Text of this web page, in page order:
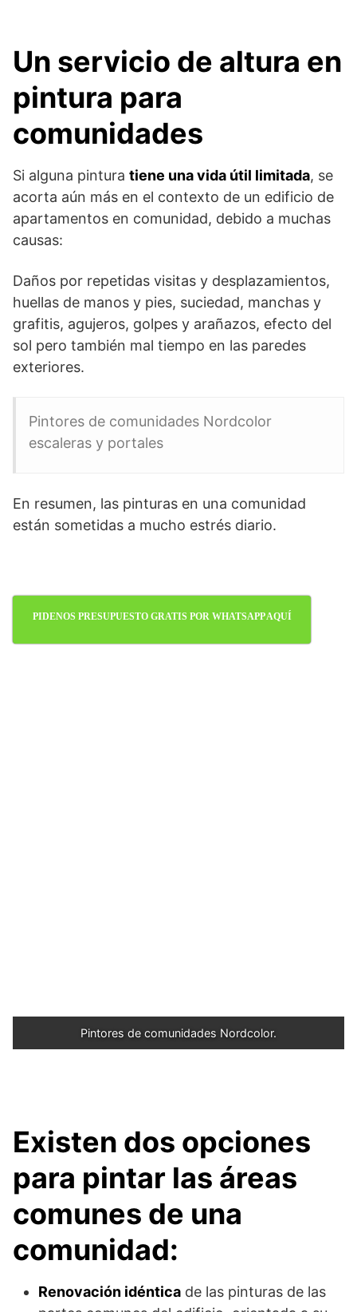
Un servicio de altura en
pintura para
comunidades
Si alguna pintura tiene una vida útil limitada, se
acorta aún más en el contexto de un edificio de
apartamentos en comunidad, debido a muchas
causas:
Daños por repetidas visitas y desplazamientos,
huellas de manos y pies, suciedad, manchas y
grafitis, agujeros, golpes y arañazos, efecto del
sol pero también mal tiempo en las paredes
exteriores.
Pintores de comunidades Nordcolor
escaleras y portales
En resumen, las pinturas en una comunidad
están sometidas a mucho estrés diario.
PIDENOS PRESUPUESTO GRATIS POR WHATSAPP AQUÍ
Pintores de comunidades Nordcolor.
Existen dos opciones
para pintar las áreas
comunes de una
comunidad:
Renovación idéntica de las pinturas de las